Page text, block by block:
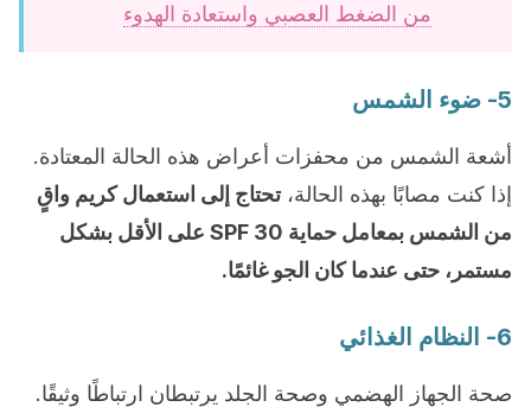
من الضغط العصبي واستعادة الهدوء
5- ضوء الشمس
أشعة الشمس من محفزات أعراض هذه الحالة المعتادة.
إذا كنت مصابًا بهذه الحالة،تحتاج إلى استعمال كريم واقٍ
من الشمس بمعامل حماية 30 SPF على الأقل بشكل
مستمر، حتى عندما كان الجو غائمًا.
6- النظام الغذائي
صحة الجهاز الهضمي وصحة الجلد يرتبطان ارتباطًا وثيقًا.